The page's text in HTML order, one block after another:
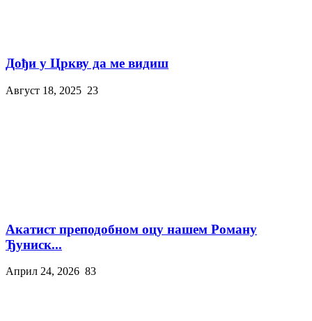
Дођи у Цркву да ме видиш
Август 18, 2025 23
Акатист преподобном оцу нашем Роману
Ђуниск...
Април 24, 2026 83